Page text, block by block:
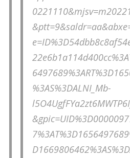
%3AS%3DALNI_Mb-